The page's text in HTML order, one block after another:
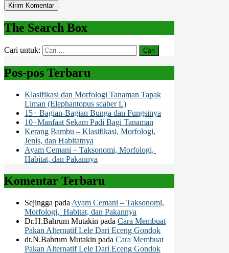
The Search Box
Cari untuk:
Pos-pos Terbaru
Klasifikasi dan Morfologi Tanaman Tapak
Liman (Elephantopus scaber L)
15+ Bagian-Bagian Bunga dan Fungsinya
10+Manfaat Sekam Padi Bagi Tanaman
Kerang Bambu – Klasifikasi, Morfologi,
Jenis, dan Habitatnya
Ayam Cemani – Taksonomi, Morfologi,
Habitat, dan Pakannya
Komentar Terbaru
Sejingga pada Ayam Cemani – Taksonomi,
Morfologi, Habitat, dan Pakannya
Dr.H.Bahrum Mutakin pada Cara Membuat
Pakan Alternatif Lele Dari Eceng Gondok
dr.N.Bahrum Mutakin pada Cara Membuat
Pakan Alternatif Lele Dari Eceng Gondok